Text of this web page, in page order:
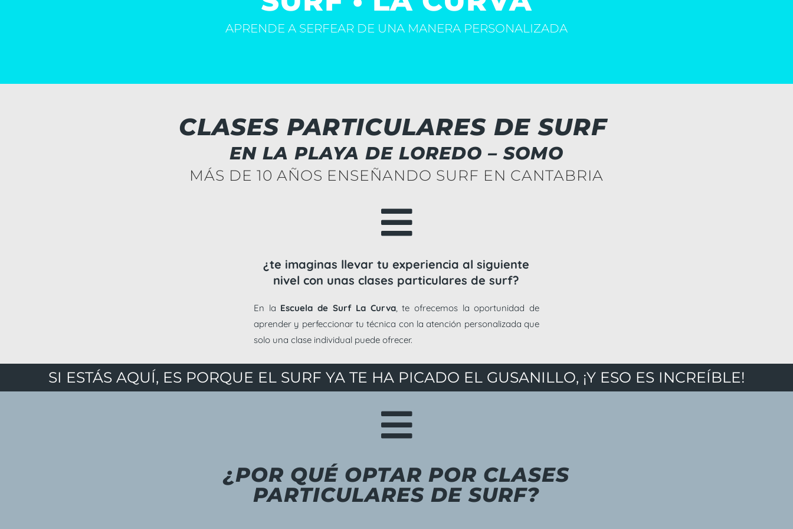
APRENDE A SERFEAR DE UNA MANERA PERSONALIZADA
CLASES PARTICULARES DE SURF
EN LA PLAYA DE LOREDO – SOMO
MÁS DE 10 AÑOS ENSEÑANDO SURF EN CANTABRIA

¿te imaginas llevar tu experiencia al siguiente
nivel con unas clases particulares de surf?
En la Escuela de Surf La Curva, te ofrecemos la oportunidad de
aprender y perfeccionar tu técnica con la atención personalizada que
solo una clase individual puede ofrecer.
SI ESTÁS AQUÍ, ES PORQUE EL SURF YA TE HA PICADO EL GUSANILLO, ¡Y ESO ES INCREÍBLE!

¿POR QUÉ OPTAR POR CLASES
PARTICULARES DE SURF?